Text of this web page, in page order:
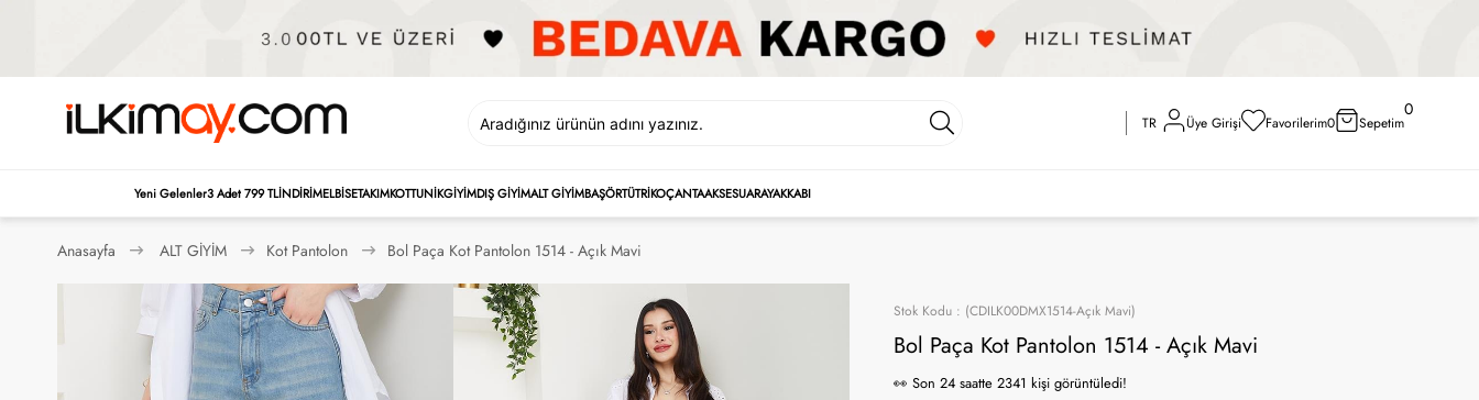
TR Üye Girişi Favorilerim0 Sepetim
0
Yeni Gelenler3 Adet 799 TLİNDİRİMELBİSETAKIMKOTTUNİKGİYİMDIŞ GİYİMALT GİYİMBAŞÖRTÜTRİKOÇANTAAKSESUARAYAKKABI
Anasayfa ALT GİYİM Kot Pantolon Bol Paça Kot Pantolon 1514 - Açık Mavi
Stok Kodu (CDILK00DMX1514-Açık Mavi)
Bol Paça Kot Pantolon 1514 - Açık Mavi
⭐️⭐️⭐️⭐️⭐️893 + Yorum